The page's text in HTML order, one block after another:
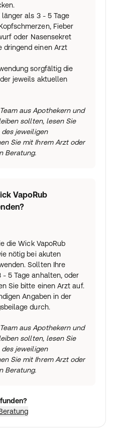
als 3 - 5 Tage
Fieber
oder Nasensekret
dringend einen Arzt
sorgfältig die
jeweils aktuellen
aus Apothekern und
sollten, lesen Sie
jeweiligen
Sie mit Ihrem Arzt oder
Beratung.
VapoRub
die Wick VapoRub
nötig bei akuten
Sollten Ihre
5 Tage anhalten, oder
Sie bitte einen Arzt auf.
Angaben in der
durch.
aus Apothekern und
sollten, lesen Sie
jeweiligen
Sie mit Ihrem Arzt oder
Beratung.